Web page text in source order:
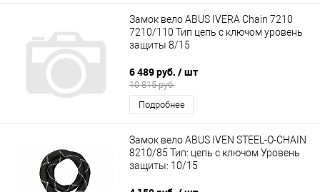
Замок вело ABUS IVERA Сhain 7210
7210/110 Тип цепь с ключом уровень
защиты 8/15
6 489 руб. / шт
10 815 руб.
Подробнее
Замок вело ABUS IVEN STEEL-O-CHAIN
8210/85 Тип: цепь с ключом Уровень
защиты: 10/15